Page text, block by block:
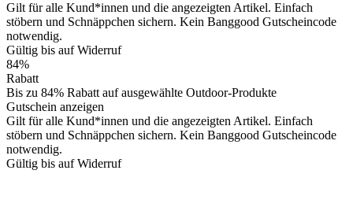
Gilt für alle Kund*innen und die angezeigten Artikel. Einfach
stöbern und Schnäppchen sichern. Kein Banggood Gutscheincode
notwendig.
Gültig bis auf Widerruf
84%
Rabatt
Bis zu 84% Rabatt auf ausgewählte Outdoor-Produkte
Gutschein anzeigen
Gilt für alle Kund*innen und die angezeigten Artikel. Einfach
stöbern und Schnäppchen sichern. Kein Banggood Gutscheincode
notwendig.
Gültig bis auf Widerruf